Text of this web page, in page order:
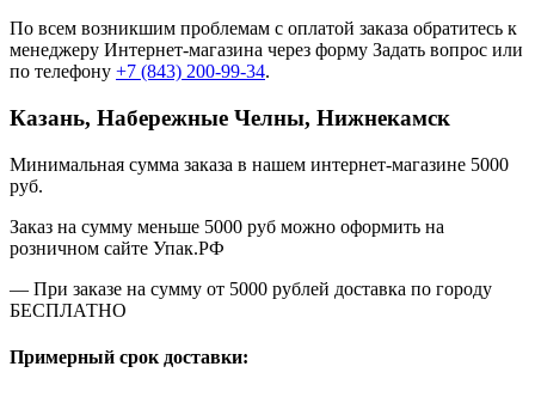
По всем возникшим проблемам с оплатой заказа обратитесь к
менеджеру Интернет-магазина через форму Задать вопрос или
по телефону +7 (843) 200-99-34.
Казань, Набережные Челны, Нижнекамск
Минимальная сумма заказа в нашем интернет-магазине 5000
руб.
Заказ на сумму меньше 5000 руб можно оформить на
розничном сайте Упак.РФ
— При заказе на сумму от 5000 рублей доставка по городу
БЕСПЛАТНО
Примерный срок доставки: